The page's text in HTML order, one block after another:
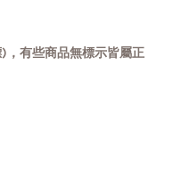
，有些商品無標示皆屬正